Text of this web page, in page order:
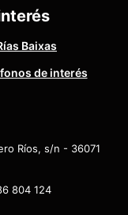
Baixas
de interés
Ríos, s/n - 36071
804 124